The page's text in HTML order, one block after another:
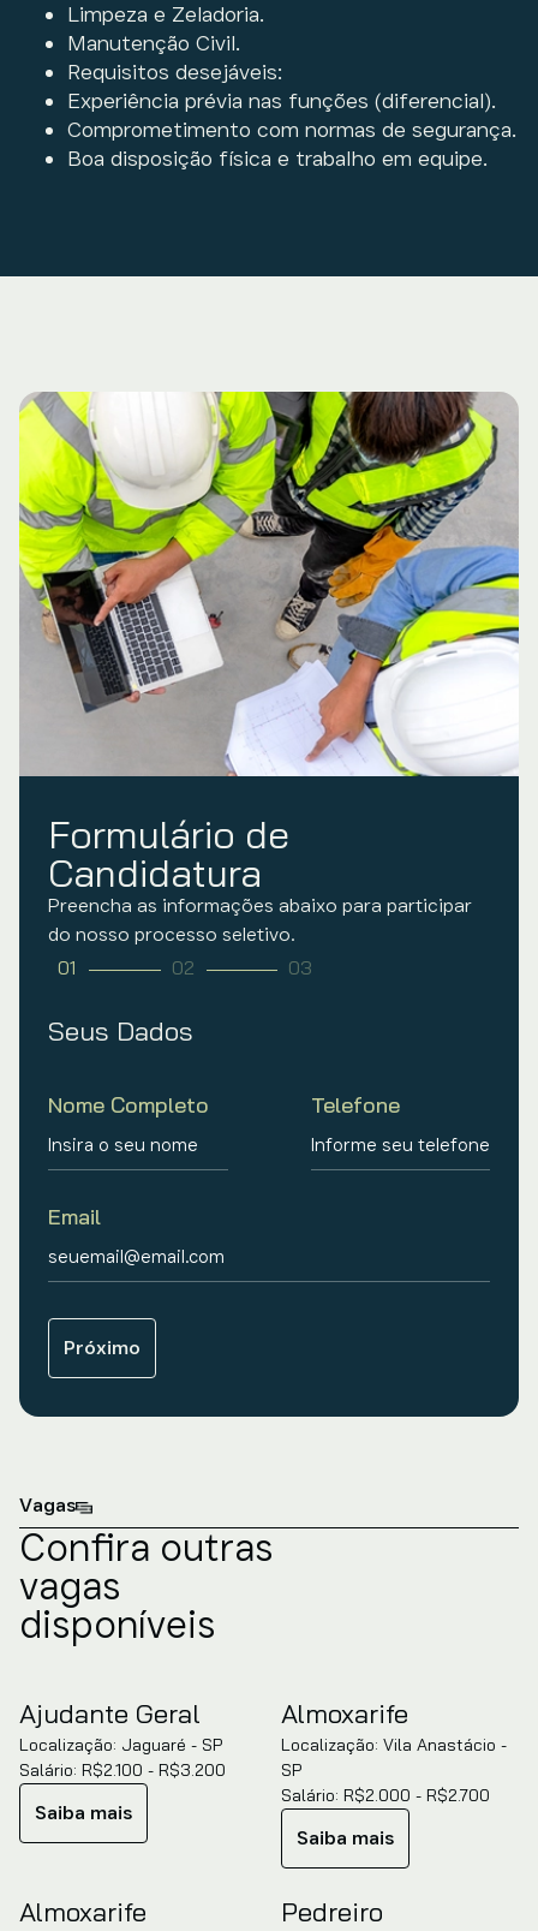
Limpeza e Zeladoria.
Manutenção Civil.
Requisitos desejáveis:
Experiência prévia nas funções (diferencial).
Comprometimento com normas de segurança.
Boa disposição física e trabalho em equipe.
Formulário de
Candidatura
Preencha as informações abaixo para participar
do nosso processo seletivo.
1 2 3
Seus Dados
Nome Completo Telefone
Email
Próximo
Vagas
Confira outras
vagas
disponíveis
Ajudante Geral
Localização: Jaguaré - SP
Salário: R$2.100 - R$3.200
Saiba mais
Almoxarife
Localização: Vila Anastácio -
SP
Salário: R$2.000 - R$2.700
Saiba mais
Almoxarife Pedreiro